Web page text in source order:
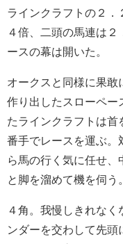
ラインクラフトの２．
４倍、二頭の馬連は
ースの幕は開いた。
オークスと同様に果敢
作り出したスローペー
たラインクラフトは首
番手でレースを運ぶ。
ら馬の行く気に任せ、
と脚を溜めて機を伺う。
４角。我慢しきれな
ンダーを交わして先